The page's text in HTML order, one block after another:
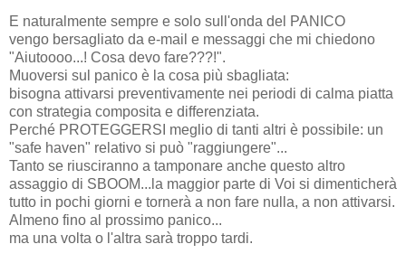
E naturalmente sempre e solo sull'onda del PANICO
vengo bersagliato da e-mail e messaggi che mi chiedono
"Aiutoooo...! Cosa devo fare???!".
Muoversi sul panico è la cosa più sbagliata:
bisogna attivarsi preventivamente nei periodi di calma piatta
con strategia composita e differenziata.
Perché PROTEGGERSI meglio di tanti altri è possibile: un
"safe haven" relativo si può "raggiungere"...
Tanto se riusciranno a tamponare anche questo altro
assaggio di SBOOM...la maggior parte di Voi si dimenticherà
tutto in pochi giorni e tornerà a non fare nulla, a non attivarsi.
Almeno fino al prossimo panico...
ma una volta o l'altra sarà troppo tardi.